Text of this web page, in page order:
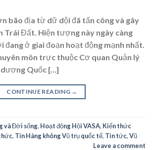
bão địa từ dữ dội đã tấn công và gây
Trái Đất. Hiện tượng này ngày càng
đang ở giai đoạn hoạt động mạnh nhất.
môn trực thuộc Cơ quan Quản lý
Quốc […]
CONTINUE READING →
và Đời sống, Hoạt động Hội VASA, Kiến thức
, Tin Hàng không Vũ trụ quốc tế, Tin tức,Vũ
Leave a comment